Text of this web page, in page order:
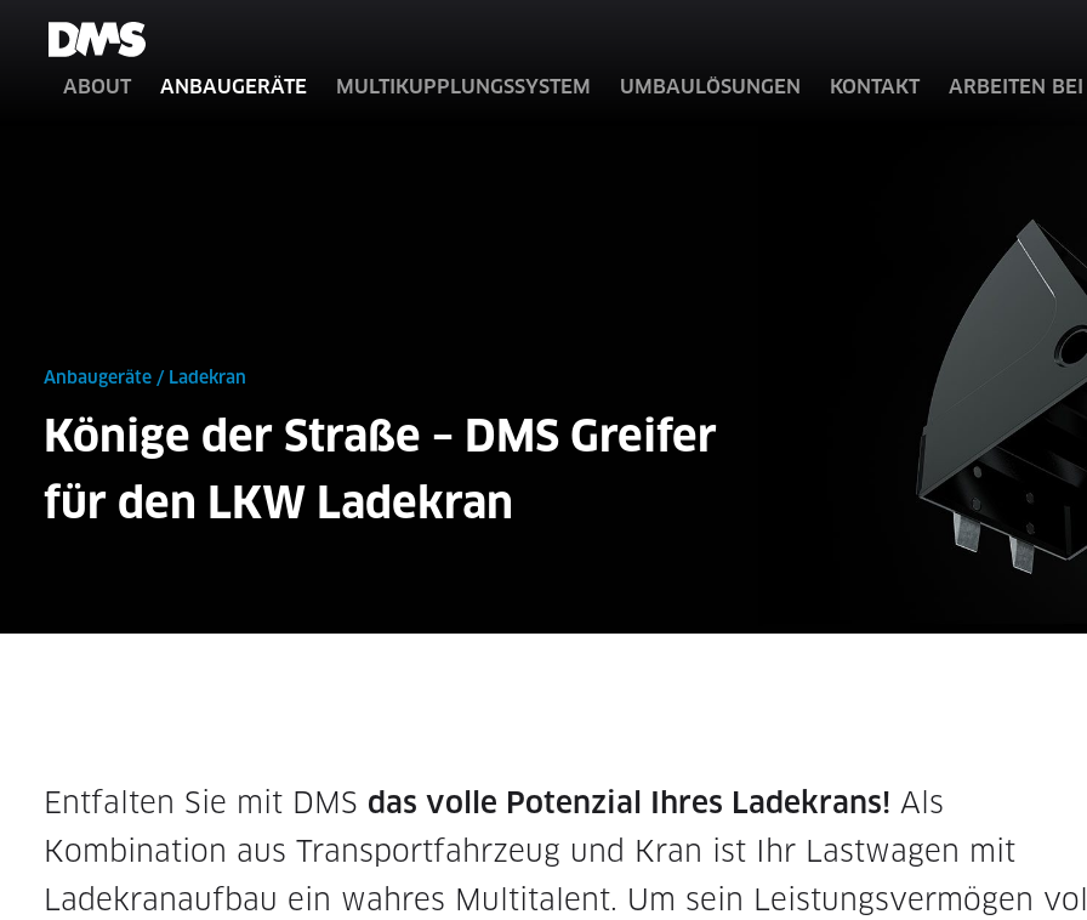
ABOUT ANBAUGERÄTE MULTIKUPPLUNGSSYSTEM UMBAULÖSUNGEN KONTAKT ARBEITEN
Anbaugeräte / Ladekran
Könige der Straße – DMS Greifer
für den LKW Ladekran
Entfalten Sie mit DMS das volle Potenzial Ihres Ladekrans! Als
Kombination aus Transportfahrzeug und Kran ist Ihr Lastwagen mit
Ladekranaufbau ein wahres Multi­talent. Um sein Leistungsvermögen